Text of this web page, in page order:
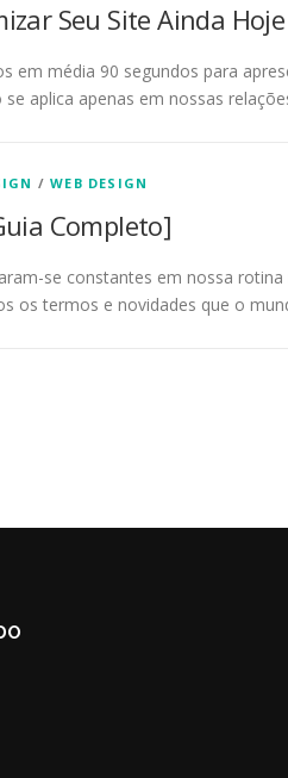
Seu Site Ainda Hoje
em média 90 segundos para
aplica apenas em nossas
/WEB DESIGN
Completo]
se constantes em nossa
os termos e novidades que o